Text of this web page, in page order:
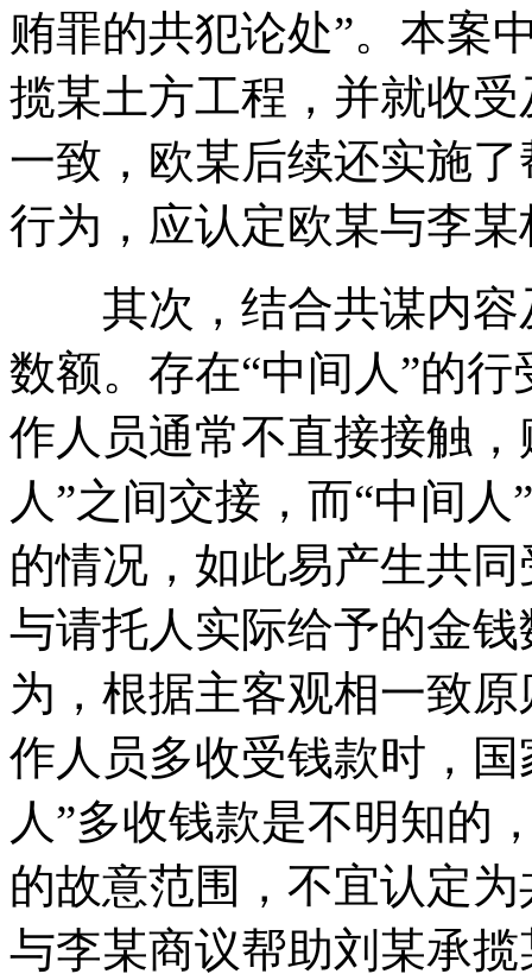
贿罪的共犯论处”。本案
揽某土方工程，并就收
一致，欧某后续还实施
行为，应认定欧某与李
其次，结合共谋内容
数额。存在“中间人”的
作人员通常不直接接触
人”之间交接，而“中间
的情况，如此易产生共
与请托人实际给予的金
为，根据主客观相一致
作人员多收受钱款时，
人”多收钱款是不明知的
的故意范围，不宜认定
与李某商议帮助刘某承